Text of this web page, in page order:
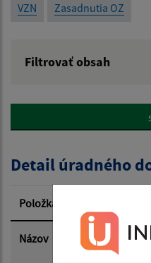
VZN Zasadnutia OZ
Filtrovať obsah
Popis:
Dátum zverejnenia od:
Dátum zverejnenia do:
Detail úradného
Položka
Názov
Zápisnica
11.05.2026